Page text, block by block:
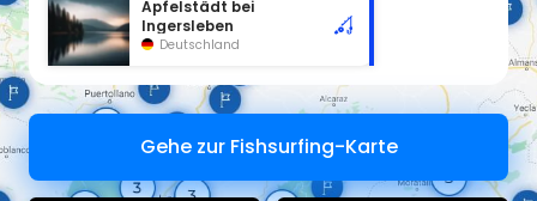
Apfelstädt bei
Ingersleben
Deutschland
Gehe zur Fishsurfing-Karte